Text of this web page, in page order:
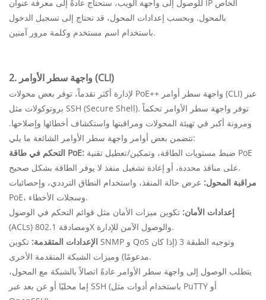
للوصول إلى واجهة الويب، ستحتاج عادةً إلى معرفة عنوان IP الخاص
بالمحول. وبحسب إعدادات المحول، قد تحتاج إلى تسجيل الدخول
باستخدام اسم مستخدم وكلمة مرور آمنين.
2. واجهة سطر الأوامر (CLI)
لإدارة أكثر تقدماً، توفر بعض محولات PoE++ واجهة سطر أوامر (CLI) عبر
بروتوكولات مثل SSH (Secure Shell). توفر واجهة سطر الأوامر تحكماً
ومرونة أكبر في تهيئة المحولات ومراقبتها واستكشاف أخطائها وإصلاحها.
تتضمن بعض أوامر واجهة سطر الأوامر الشائعة ما يلي:
التحكم في طاقة PoE: ضبط مستويات الطاقة، وتمكين/تعطيل تقنية PoE
على منافذ محددة، أو إعادة تشغيل منفذ لا يوفر الطاقة بشكل صحيح.
مراقبة المحول: عرض حالة المنفذ، واستخدام النطاق الترددي، وإحصائيات
PoE، وسجلات الأخطاء.
إعدادات الأمان: تكوين ميزات الأمان مثل قوائم التحكم في الوصول
(ACLs) ومصادقة 802.1X والوصول الآمن للإدارة.
الإعدادات المتقدمة: تكوين SNMP و QoS وتوجيه الطبقة 3 (إذا كان
مدعومًا) وميزات الشبكة المتقدمة الأخرى.
يتطلب الوصول إلى واجهة سطر الأوامر عادةً اتصالاً بالشبكة مع المحول،
إما محليًا أو عن بعد عبر SSH (باستخدام أدوات مثل PuTTY أو